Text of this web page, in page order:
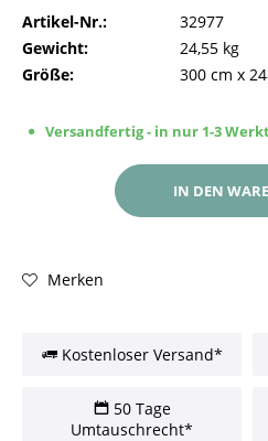
Artikel-Nr.:
32977
Gewicht:
24,55 kg
Größe:
300 cm x
Versandfertig - in nur 1-3
IN DEN
Merken
Kostenloser Versand*
50 Tage
Umtauschrecht*